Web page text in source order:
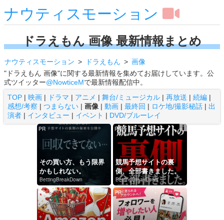
ナウティスモーション
ドラえもん 画像 最新情報まとめ
ナウティスモーション ドラえもん
画像
"ドラえもん 画像"に関する最新情報を集めてお届けしています。公
式ツイッター@NowticeMで最新情報配信中。
TOP | 映画 | ドラマ | アニメ | 舞台/ミュージカル | 再放送 | 続編 |
感想/考察 | つまらない | 画像 | 動画 | 最終回 | ロケ地/撮影秘話 | 出
演者 | インタビュー | イベント | DVD/ブルーレイ
Ads
by
PR
その買い方、もう限界
かもしれない。
BettingBreakDown
PR
競馬予想サイトの裏
側、全部書きました。
BettingBreakDown
PR
PR